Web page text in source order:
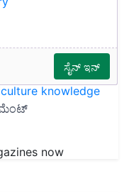
knowledge
now